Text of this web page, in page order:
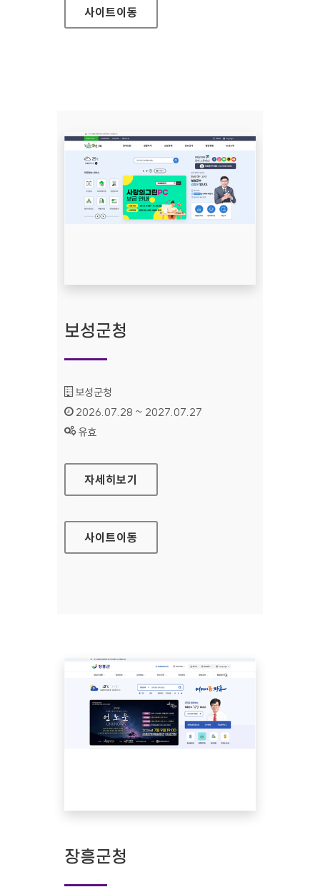
사이트이동
보성군청
기관명 :
보성군청
인증기간 :
2026.07.28 ~ 2027.07.27
상태 :
유효
보성군청
자세히보기
사이트이동
장흥군청